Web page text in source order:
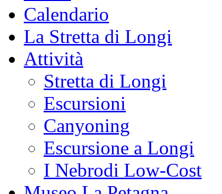
Calendario
La Stretta di Longi
Attività
Stretta di Longi
Escursioni
Canyoning
Escursione a Longi
I Nebrodi Low-Cost